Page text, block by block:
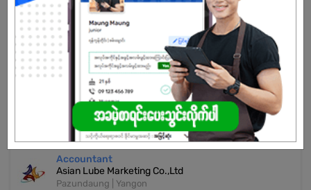
Already Expired
Don't have an account?
REGISTER NOW!
More Similar Jobs
Accountant
Asian Lube Marketing Co.,Ltd
Pazundaung | Yangon